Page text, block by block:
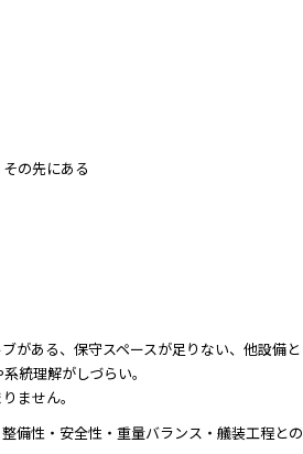
の先にある
がある、保守スペースが足りない、他設備と
統理解がしづらい。
ません。
備性・安全性・重量バランス・艤装工程との